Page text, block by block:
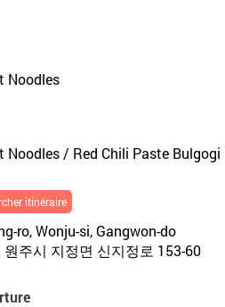
Noodles
Noodles / Red Chili Paste Bulgogi
itinéraire
ro, Wonju-si, Gangwon-do
주시 지정면 신지정로 153-60